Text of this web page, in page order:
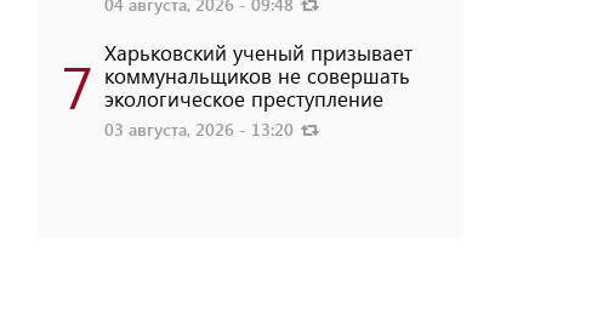
7 Харьковский ученый призывает
коммунальщиков не совершать
экологическое преступление
03 августа, 2026 - 13:20